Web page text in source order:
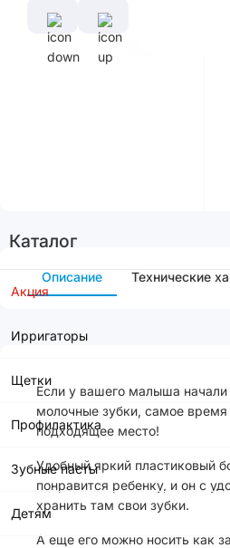
Каталог
Акция
Ирригаторы
Щетки
Профилактика
Зубные пасты
Детям
Описание Технические
Если у вашего малыша
молочные зубки, самое время
подходящее место!
Удобный яркий пластиковый
понравится ребенку, и он с
хранить там свои зубки.
А еще его можно носить как